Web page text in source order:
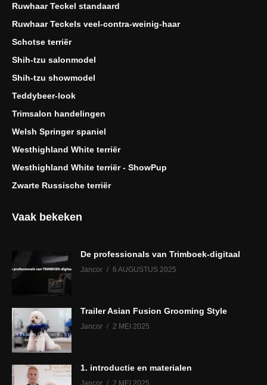
Ruwhaar Teckel standaard
Ruwhaar Teckels veel-contra-weinig-haar
Schotse terriër
Shih-tzu salonmodel
Shih-tzu showmodel
Teddybeer-look
Trimsalon handelingen
Welsh Springer spaniel
Westhighland White terriër
Westhighland White terriër - ShowPup
Zwarte Russische terriër
Vaak bekeken
De professionals van Trimboek-digitaal
Jancor 6 AUGUSTUS 2025
Trailer Asian Fusion Grooming Style
Jancor 2 MEI 2025
1. introductie en materialen
Jancor 2 MEI 2025